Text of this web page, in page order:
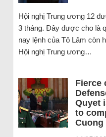
Hội nghị Trung ương 12
3 tháng. Đây được cho là
nay lệnh của Tô Lâm còn
Hội nghị Trung ương…
Fierce
Quyet
to
Cuong